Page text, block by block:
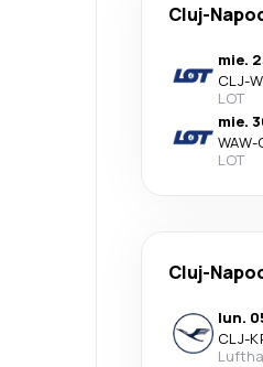
Cluj-
mie.
CLJ-
LOT
mie.
WAW-
LOT
Cluj-
lun.
CLJ-